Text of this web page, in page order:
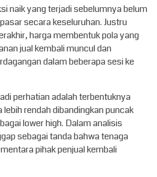
naik yang terjadi sebelumnya belum
secara keseluruhan. Justru
harga membentuk pola yang
jual kembali muncul dan
dalam beberapa sesi ke
perhatian adalah terbentuknya
rendah dibandingkan puncak
lower high. Dalam analisis
sebagai tanda bahwa tenaga
pihak penjual kembali